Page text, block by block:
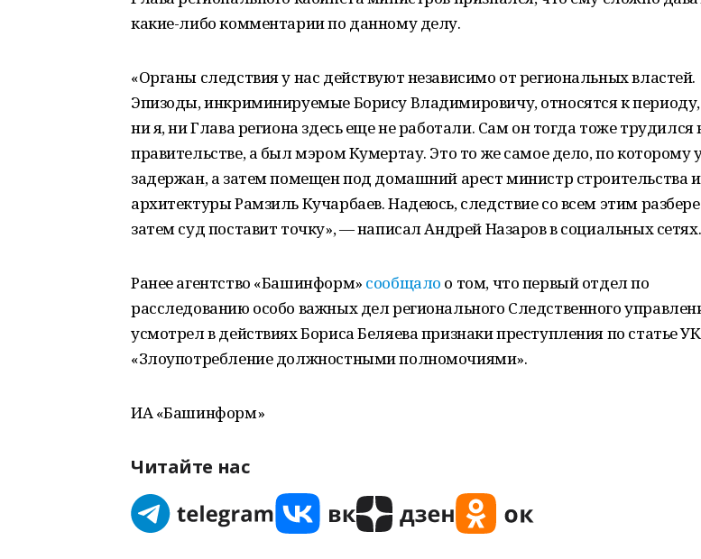
какие-либо комментарии по данному делу.
«Органы следствия у нас действуют независимо от региональных властей.
Эпизоды, инкриминируемые Борису Владимировичу, относятся к периоду,
ни я, ни Глава региона здесь еще не работали. Сам он тогда тоже трудился
правительстве, а был мэром Кумертау. Это то же самое дело, по которому
задержан, а затем помещен под домашний арест министр строительства и
архитектуры Рамзиль Кучарбаев. Надеюсь, следствие со всем этим
затем суд поставит точку», — написал Андрей Назаров в социальных сетях.
Ранее агентство «Башинформ» сообщало о том, что первый отдел по
расследованию особо важных дел регионального Следственного
усмотрел в действиях Бориса Беляева признаки преступления по статье
«Злоупотребление должностными полномочиями».
ИА «Башинформ»
Читайте нас